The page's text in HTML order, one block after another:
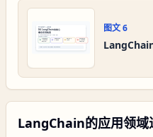
图文6
LangChain的应用领域